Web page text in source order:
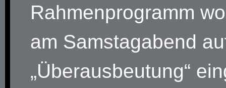
Rahmenprogramm
am Samstagabend
„Überausbeutung“